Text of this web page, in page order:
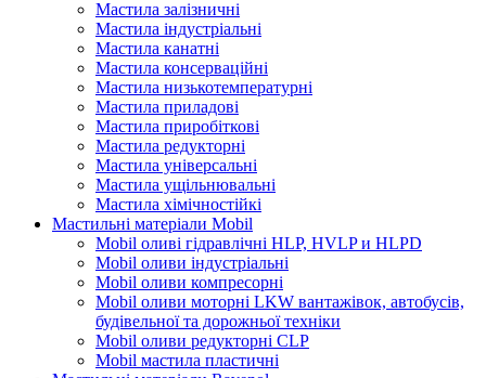
Мастила залізничні
Мастила індустріальні
Мастила канатні
Мастила консерваційні
Мастила низькотемпературні
Мастила приладові
Мастила приробіткові
Мастила редукторні
Мастила універсальні
Мастила ущільнювальні
Мастила хімічностійкі
Мастильні матеріали Mobil
Mobil оливі гідравлічні HLP, HVLP и HLPD
Mobil оливи індустріальні
Mobil оливи компресорні
Mobil оливи моторні LKW вантажівок, автобусів,
будівельної та дорожньої техніки
Mobil оливи редукторні CLP
Mobil мастила пластичні